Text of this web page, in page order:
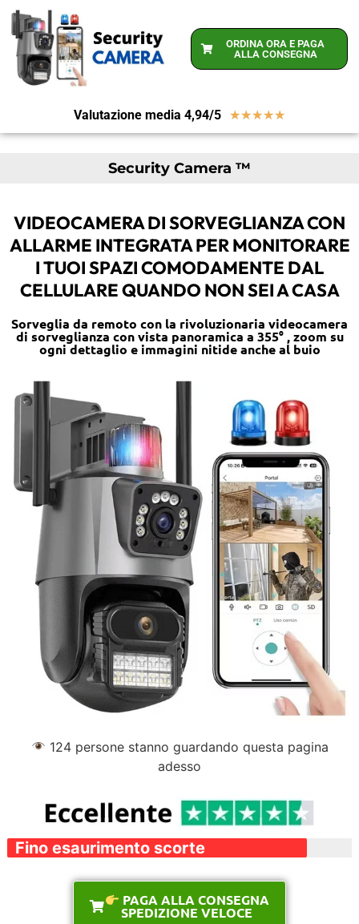
ORDINA ORA E PAGA
ALLA CONSEGNA
Valutazione media 4,94/5 ★★★★★
Security Camera ™
VIDEOCAMERA DI SORVEGLIANZA CON
ALLARME INTEGRATA PER MONITORARE
I TUOI SPAZI COMODAMENTE DAL
CELLULARE QUANDO NON SEI A CASA
Sorveglia da remoto con la rivoluzionaria videocamera
di sorveglianza con vista panoramica a 355° , zoom su
ogni dettaglio e immagini nitide anche al buio
124persone stanno guardando questa pagina
adesso
Fino esaurimento scorte
PAGA ALLA CONSEGNA
SPEDIZIONE VELOCE